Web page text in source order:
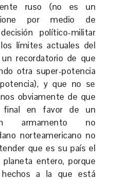
ruso (no es un
por medio de
político-militar
límites actuales del
recordatorio de que
otra super-potencia
y que no se
obviamente de que
en favor de un
armamento no
norteamericano no
que es su país el
entero, porque
a la que está